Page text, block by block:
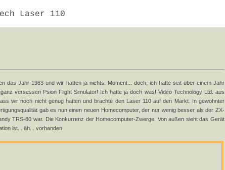
Laser 110
das Jahr 1983 und wir hatten ja nichts. Moment... doch, ich hatte seit über einem Jahr
versessen Psion Flight Simulator! Ich hatte ja doch was! Video Technology Ltd. aus
wir noch nicht genug hatten und brachte den Laser 110 auf den Markt. In gewohnter
gab es nun einen neuen Homecomputer, der nur wenig besser als der ZX-
TRS-80 war. Die Konkurrenz der Homecomputer-Zwerge. Von außen sieht das Gerät
ist... äh... vorhanden.